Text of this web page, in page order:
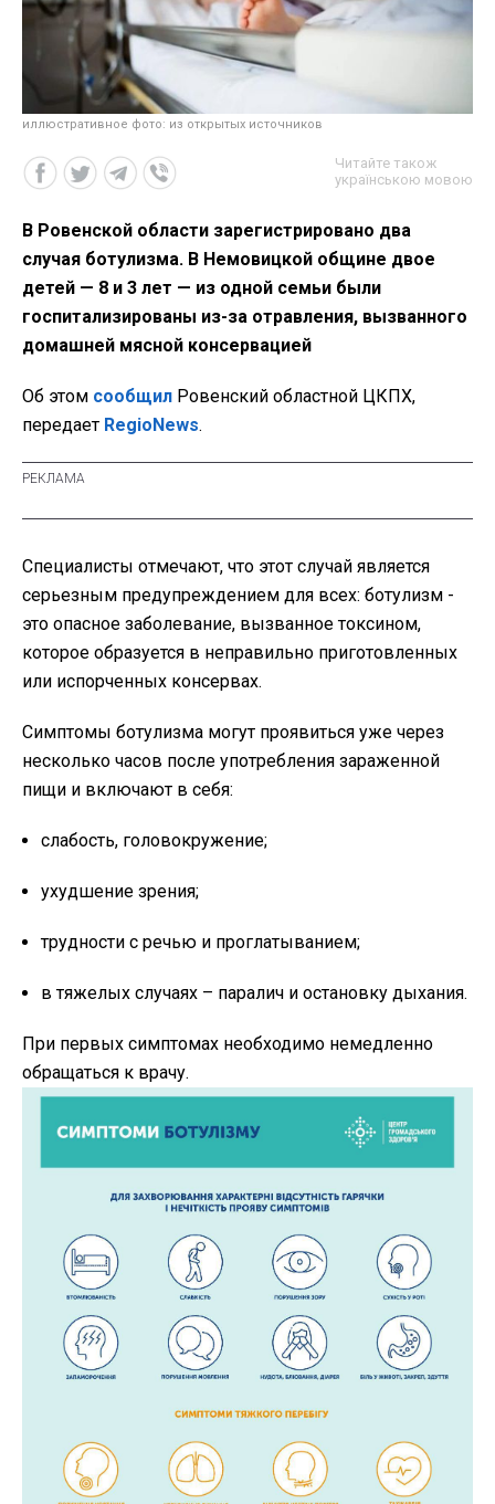
иллюстративное фото: из открытых источников
Читайте також
українською мовою
В Ровенской области зарегистрировано два
случая ботулизма. В Немовицкой общине двое
детей — 8 и 3 лет — из одной семьи были
госпитализированы из-за отравления, вызванного
домашней мясной консервацией
Об этом сообщил Ровенский областной ЦКПХ,
передает RegioNews.
Специалисты отмечают, что этот случай является
серьезным предупреждением для всех: ботулизм -
это опасное заболевание, вызванное токсином,
которое образуется в неправильно приготовленных
или испорченных консервах.
Симптомы ботулизма могут проявиться уже через
несколько часов после употребления зараженной
пищи и включают в себя:
слабость, головокружение;
ухудшение зрения;
трудности с речью и проглатыванием;
в тяжелых случаях – паралич и остановку дыхания.
При первых симптомах необходимо немедленно
обращаться к врачу.